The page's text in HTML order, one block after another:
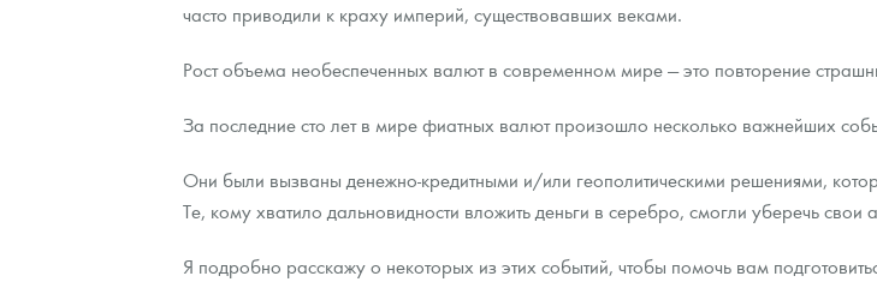
часто приводили к краху империй, существовавших веками.
Рост объема необеспеченных валют в современном мире — это повторение
За последние сто лет в мире фиатных валют произошло несколько важнейших
Они были вызваны денежно-кредитными и/или геополитическими решениями,
Те, кому хватило дальновидности вложить деньги в серебро, смогли уберечь свои
Я подробно расскажу о некоторых из этих событий, чтобы помочь вам